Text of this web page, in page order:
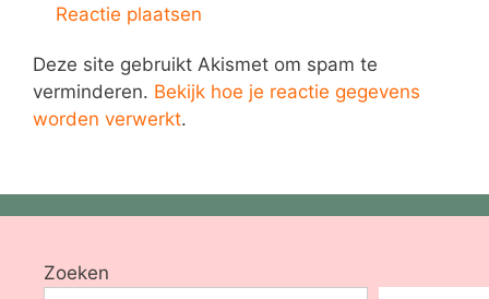
Deze site gebruikt Akismet om spam te
verminderen. Bekijk hoe je reactie gegevens
worden verwerkt.
Zoeken